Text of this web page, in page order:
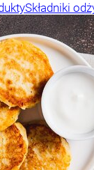
Składniki